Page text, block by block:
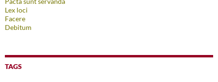
Lex loci
Facere
Debitum
TAGS